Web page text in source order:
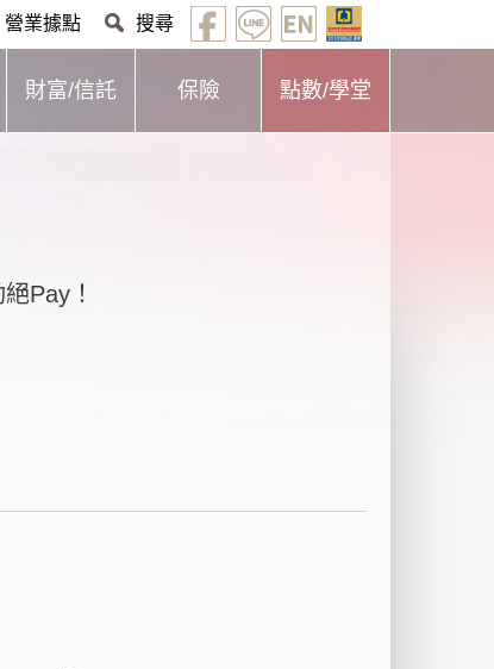
營業據點 搜尋
財富/信託 保險 點數/學堂
Pay！